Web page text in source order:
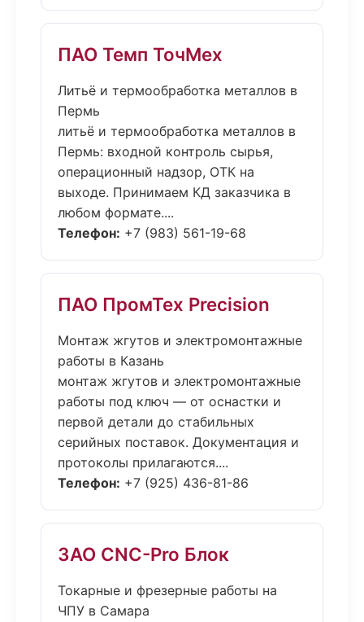
ПАО Темп ТочМех
Литьё и термообработка металлов в
Пермь
литьё и термообработка металлов в
Пермь: входной контроль сырья,
операционный надзор, ОТК на
выходе. Принимаем КД заказчика в
любом формате....
Телефон: +7 (983) 561-19-68
ПАО ПромТех Precision
Монтаж жгутов и электромонтажные
работы в Казань
монтаж жгутов и электромонтажные
работы под ключ — от оснастки и
первой детали до стабильных
серийных поставок. Документация и
протоколы прилагаются....
Телефон: +7 (925) 436-81-86
ЗАО CNC-Pro Блок
Токарные и фрезерные работы на
ЧПУ в Самара